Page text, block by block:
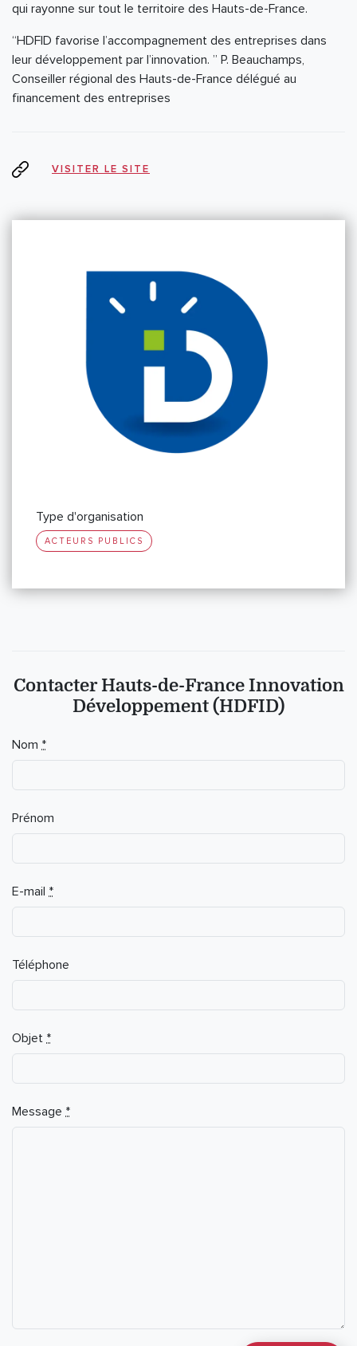
qui rayonne sur tout le territoire des Hauts-de-France.
“HDFID favorise l’accompagnement des entreprises dans
leur développement par l’innovation. ” P. Beauchamps,
Conseiller régional des Hauts-de-France délégué au
financement des entreprises
VISITER LE SITE
Type d'organisation
ACTEURS PUBLICS
Contacter Hauts-de-France Innovation
Développement (HDFID)
Nom *
Prénom
E-mail *
Téléphone
Objet *
Message *